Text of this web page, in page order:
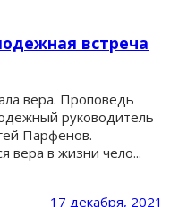
встреча
вера. Проповедь
руководитель
Парфенов.
вера в жизни чело...
17 декабря, 2021